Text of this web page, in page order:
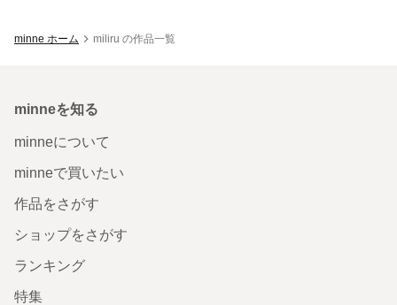
minne ホーム miliru の作品一覧
minneを知る
minneについて
minneで買いたい
作品をさがす
ショップをさがす
ランキング
特集